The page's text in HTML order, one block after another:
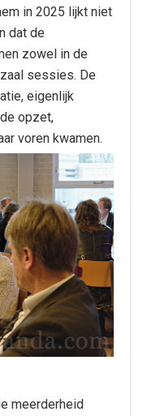
in 2025 lijkt niet
dat de
zowel in de
sessies. De
eigenlijk
opzet,
voren kwamen.
meerderheid